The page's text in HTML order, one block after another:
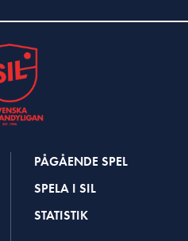
PÅGÅENDE SPEL
SPELA I SIL
STATISTIK